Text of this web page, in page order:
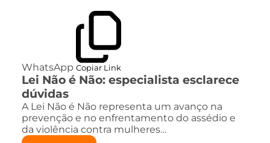
WhatsApp Copiar Link
Lei Não é Não: especialista esclarece
dúvidas
A Lei Não é Não representa um avanço na
prevenção e no enfrentamento do assédio e
da violência contra mulheres…